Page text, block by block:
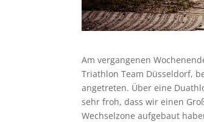
Am vergangenen
Triathlon Team Düsseldorf,
angetreten. Über eine
sehr froh, dass wir einen
Wechselzone aufgebaut